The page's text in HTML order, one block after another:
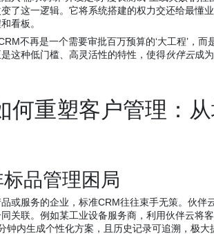
了这一逻辑。它将系统搭建的权力交还给最懂
看板。
不再是一个需要审批百万预算的‘大工程’，
这种低门槛、高灵活性的特性，使得伙伴云成
何重塑客户管理：
品管理困局
或服务的企业，标准CRM往往束手无策。伙伴
关联。例如某工业设备服务商，利用伙伴云将
钟内生成个性化方案，且历史记录可追溯，极大